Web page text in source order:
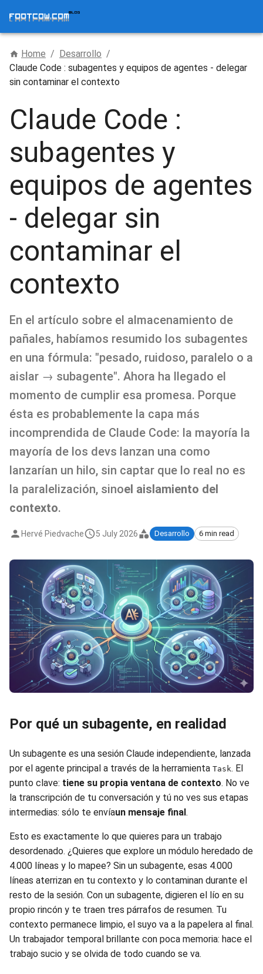
Home / Desarrollo /
Claude Code : subagentes y equipos de agentes - delegar
sin contaminar el contexto
Claude Code :
subagentes y
equipos de agentes
- delegar sin
contaminar el
contexto
En el artículo sobre el almacenamiento de
pañales, habíamos resumido los subagentes
en una fórmula: "pesado, ruidoso, paralelo o a
aislar → subagente". Ahora ha llegado el
momento de cumplir esa promesa. Porque
ésta es probablemente la capa más
incomprendida de Claude Code: la mayoría la
mayoría de los devs lanzan una como
lanzarían un hilo, sin captar que lo real no es
la paralelización, sinoel aislamiento del
contexto.
Hervé Piedvache 5 July 2026 Desarrollo 6 min read
Por qué un subagente, en realidad
Un subagente es una sesión Claude independiente, lanzada
por el agente principal a través de la herramienta Task. El
punto clave: tiene su propia ventana de contexto. No ve
la transcripción de tu conversación y tú no ves sus etapas
intermedias: sólo te envíaun mensaje final.
Esto es exactamente lo que quieres para un trabajo
desordenado. ¿Quieres que explore un módulo heredado de
4.000 líneas y lo mapee? Sin un subagente, esas 4.000
líneas aterrizan en tu contexto y lo contaminan durante el
resto de la sesión. Con un subagente, digieren el lío en su
propio rincón y te traen tres párrafos de resumen. Tu
contexto permanece limpio, el suyo va a la papelera al final.
Un trabajador temporal brillante con poca memoria: hace el
trabajo sucio y se olvida de todo cuando se va.